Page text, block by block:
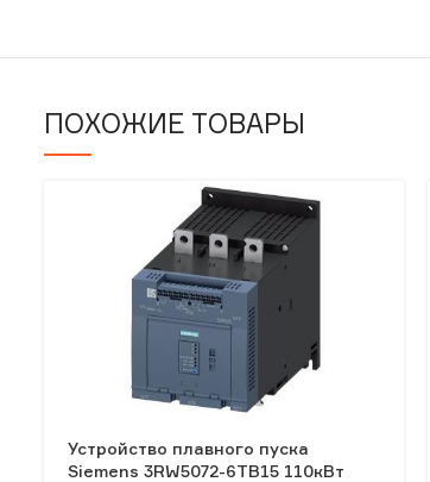
ПОХОЖИЕ ТОВАРЫ
Устройство плавного пуска
Siemens 3RW5072-6TB15 110кВт